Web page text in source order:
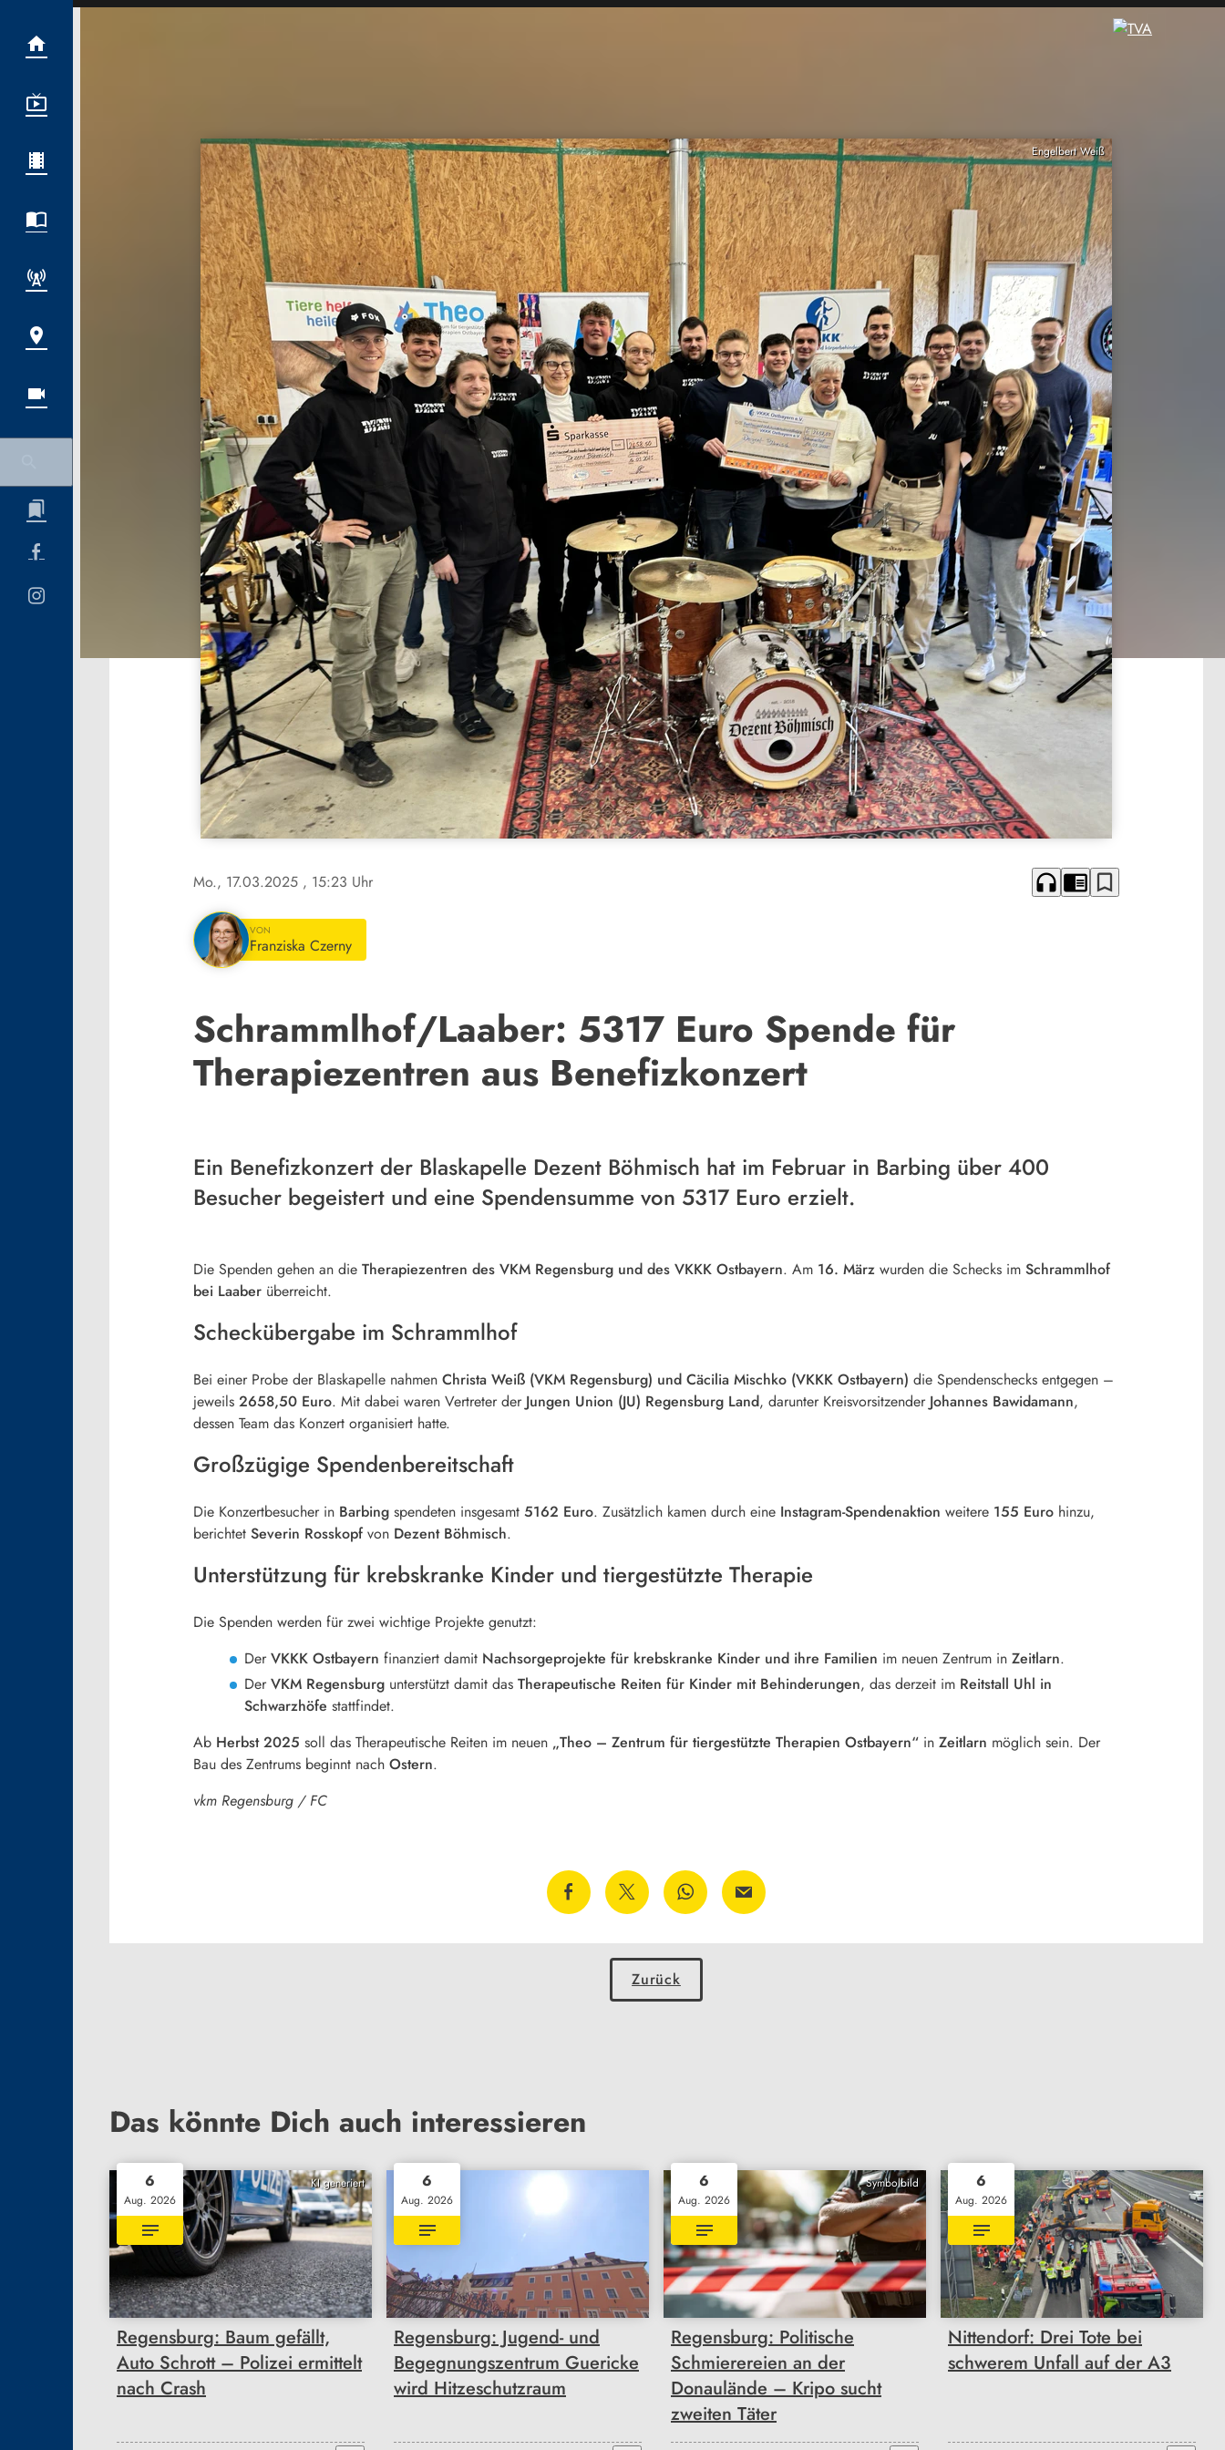
Engelbert Weiß
Mo., 17.03.2025 , 15:23 Uhr headphones chrome_reader_mode bookmark_border
VON
Franziska Czerny
Schrammlhof/Laaber: 5317 Euro Spende für
Therapiezentren aus Benefizkonzert
Ein Benefizkonzert der Blaskapelle Dezent Böhmisch hat im Februar in Barbing über 400
Besucher begeistert und eine Spendensumme von 5317 Euro erzielt.
Die Spenden gehen an die Therapiezentren des VKM Regensburg und des VKKK Ostbayern. Am 16. März wurden die Schecks im Schrammlhof
bei Laaber überreicht.
Scheckübergabe im Schrammlhof
Bei einer Probe der Blaskapelle nahmen Christa Weiß (VKM Regensburg) und Cäcilia Mischko (VKKK Ostbayern) die Spendenschecks entgegen –
jeweils 2658,50 Euro. Mit dabei waren Vertreter der Jungen Union (JU) Regensburg Land, darunter Kreisvorsitzender Johannes Bawidamann,
dessen Team das Konzert organisiert hatte.
Großzügige Spendenbereitschaft
Die Konzertbesucher in Barbing spendeten insgesamt 5162 Euro. Zusätzlich kamen durch eine Instagram-Spendenaktion weitere 155 Euro hinzu,
berichtet Severin Rosskopf von Dezent Böhmisch.
Unterstützung für krebskranke Kinder und tiergestützte Therapie
Die Spenden werden für zwei wichtige Projekte genutzt:
Der VKKK Ostbayern finanziert damit Nachsorgeprojekte für krebskranke Kinder und ihre Familien im neuen Zentrum in Zeitlarn.
Der VKM Regensburg unterstützt damit das Therapeutische Reiten für Kinder mit Behinderungen, das derzeit im Reitstall Uhl in
Schwarzhöfe stattfindet.
Ab Herbst 2025 soll das Therapeutische Reiten im neuen „Theo – Zentrum für tiergestützte Therapien Ostbayern“ in Zeitlarn möglich sein. Der
Bau des Zentrums beginnt nach Ostern.
vkm Regensburg / FC
Zurück
Das könnte Dich auch interessieren
KI generiert
6
Aug. 2026
Regensburg: Baum gefällt,
Auto Schrott – Polizei ermittelt
nach Crash
6
Aug. 2026
Regensburg: Jugend- und
Begegnungszentrum Guericke
wird Hitzeschutzraum
Symbolbild
6
Aug. 2026
Regensburg: Politische
Schmierereien an der
Donaulände – Kripo sucht
zweiten Täter
6
Aug. 2026
Nittendorf: Drei Tote bei
schwerem Unfall auf der A3